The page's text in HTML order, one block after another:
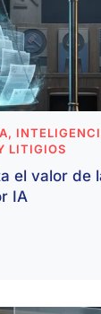
LITIGIOS
el valor de
IA